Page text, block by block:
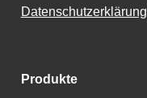
Datenschutzerklärung
Produkte